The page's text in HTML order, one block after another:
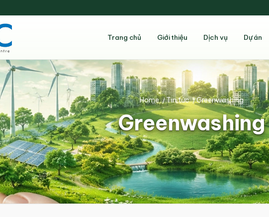
Trang chủ Giới thiệu Dịch vụ Dự án
Greenwashing
Home /Tin tức /Greenwashing